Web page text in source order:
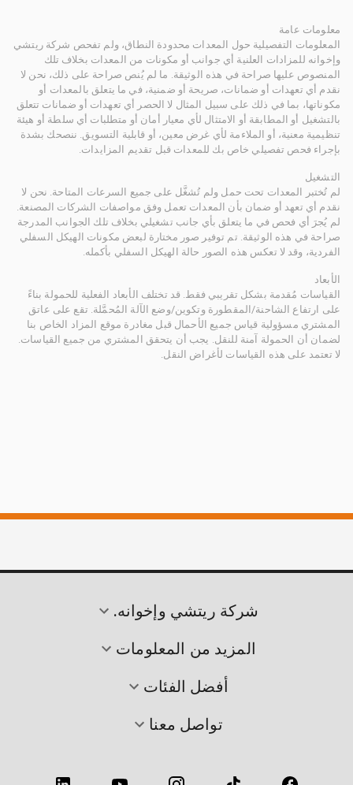
معلومات عامة
المعلومات التفصيلية حول المعدات محدودة النطاق، ولم تفحص شركة ريتشي
وإخوانه للمزادات العلنية أي جوانب أو مكونات من المعدات بخلاف تلك
المنصوص عليها صراحة في هذه الوثيقة. ما لم يُنص صراحة على ذلك، نحن لا
نقدم أي تعهدات أو ضمانات، صريحة أو ضمنية، في ما يتعلق بالمعدات أو
مكوناتها، بما في ذلك على سبيل المثال لا الحصر أي تعهدات أو ضمانات تتعلق
بالتشغيل أو المطابقة أو الامتثال لأي معيار أمان أو متطلبات أي سلطة أو هيئة
تنظيمية معنية، أو الملاءمة لأي غرض معين، أو قابلية التسويق. ننصحك بشدة
بإجراء فحص تفصيلي خاص بك للمعدات قبل تقديم المزايدات.
التشغيل
لم تُختبر المعدات تحت حمل ولم تُشغَّل على جميع السرعات المتاحة. نحن لا
نقدم أي تعهد أو ضمان بأن المعدات تعمل وفق مواصفات الشركات المصنعة.
لم يُجرَ أي فحص في ما يتعلق بأي جانب تشغيلي بخلاف تلك الجوانب المدرجة
صراحة في هذه الوثيقة. تم توفير صور مختارة لبعض مكونات الهيكل السفلي
الفردية، وقد لا تعكس هذه الصور حالة الهيكل السفلي بأكمله.
الأبعاد
القياسات مُقدمة بشكل تقريبي فقط. قد تختلف الأبعاد الفعلية للحمولة بناءً
على ارتفاع الشاحنة/المقطورة وتكوين/وضع الآلة المُحمَّلة. تقع على عاتق
المشتري مسؤولية قياس جميع الأحمال قبل مغادرة موقع المزاد الخاص بنا
لضمان أن الحمولة آمنة للنقل. يجب أن يتحقق المشتري من جميع القياسات.
لا تعتمد على هذه القياسات لأغراض النقل.
شركة ريتشي وإخوانه.
المزيد من المعلومات
أفضل الفئات
تواصل معنا